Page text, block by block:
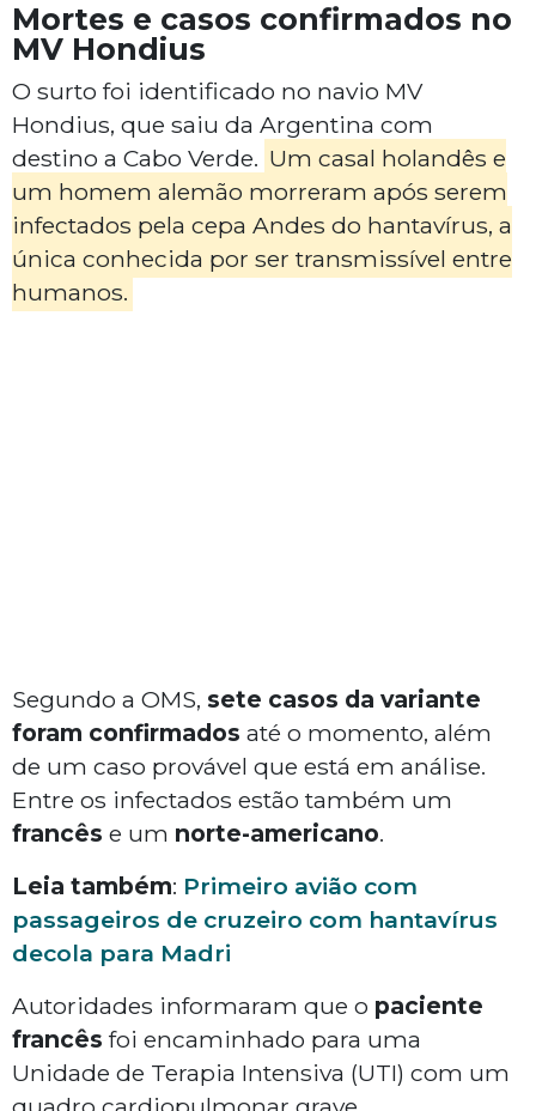
Mortes e casos confirmados no
MV Hondius
O surto foi identificado no navio MV
Hondius, que saiu da Argentina com
destino a Cabo Verde. Um casal holandês e
um homem alemão morreram após serem
infectados pela cepa Andes do hantavírus, a
única conhecida por ser transmissível entre
humanos.
Segundo a OMS, sete casos da variante
foram confirmados até o momento, além
de um caso provável que está em análise.
Entre os infectados estão também um
francês e um norte-americano.
Leia também: Primeiro avião com
passageiros de cruzeiro com hantavírus
decola para Madri
Autoridades informaram que o paciente
francês foi encaminhado para uma
Unidade de Terapia Intensiva (UTI) com um